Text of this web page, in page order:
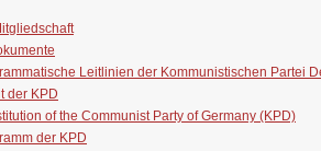
Leitlinien der Kommunistischen Partei
der KPD
of the Communist Party of Germany (KPD)
der KPD